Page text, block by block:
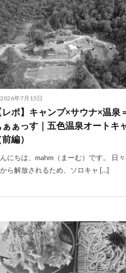
2026年7月15日
レポ】キャンプ×サウナ×温泉
ぁぁっす｜五色温泉オートキ
前編）
にちは、mahm（まーむ）です。 日
ら解放されるため、ソロキャ […]
羽鳥湖スキーリゾート さゆりオートパ
プ 紅葉キャンプ 湖畔キャンプ
浜オートキャンプ場 秘境駅 キャ
キャンプギアギアレビュー Anker
開封 塩原グリーンビレッジ
トーブ Nebula Capsule Ⅱ グラン
横沢浜キャンプ場 雨キャンプ
レビュー まとめ ひとりごと